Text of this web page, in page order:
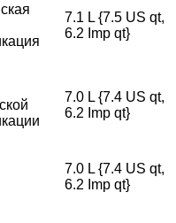
7.1 L {7.5 US qt,
6.2 Imp qt}
7.0 L {7.4 US qt,
6.2 Imp qt}
7.0 L {7.4 US qt,
6.2 Imp qt}